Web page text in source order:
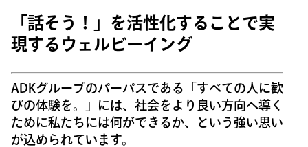
「話そう！」を活性化することで実
現するウェルビーイング
ADKグループのパーパスである「すべての人に歓
びの体験を。」には、社会をより良い方向へ導く
ために私たちには何ができるか、という強い思い
が込められています。